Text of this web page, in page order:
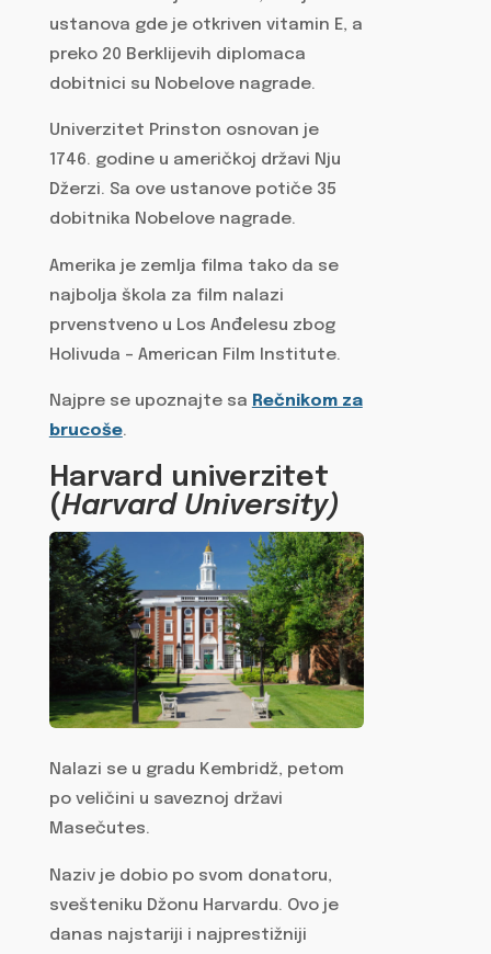
ustanova gde je otkriven vitamin E, a
preko 20 Berklijevih diplomaca
dobitnici su Nobelove nagrade.
Univerzitet Prinston osnovan je
1746. godine u američkoj državi Nju
Džerzi. Sa ove ustanove potiče 35
dobitnika Nobelove nagrade.
Amerika je zemlja filma tako da se
najbolja škola za film nalazi
prvenstveno u Los Anđelesu zbog
Holivuda – American Film Institute.
Najpre se upoznajte sa Rečnikom za
brucoše.
Harvard univerzitet
(Harvard University)
Nalazi se u gradu Kembridž, petom
po veličini u saveznoj državi
Masečutes.
Naziv je dobio po svom donatoru,
svešteniku Džonu Harvardu. Ovo je
danas najstariji i najprestižniji